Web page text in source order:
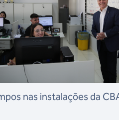
nas instalações da